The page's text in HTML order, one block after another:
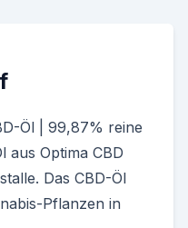
Öl | 99,87% reine
aus Optima CBD
Das CBD-Öl
Pflanzen in